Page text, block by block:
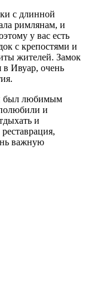
с длинной
римлянам, и
у вас есть
с крепостями и
жителей. Замок
в Ивуар, очень
был любимым
и
и
важную